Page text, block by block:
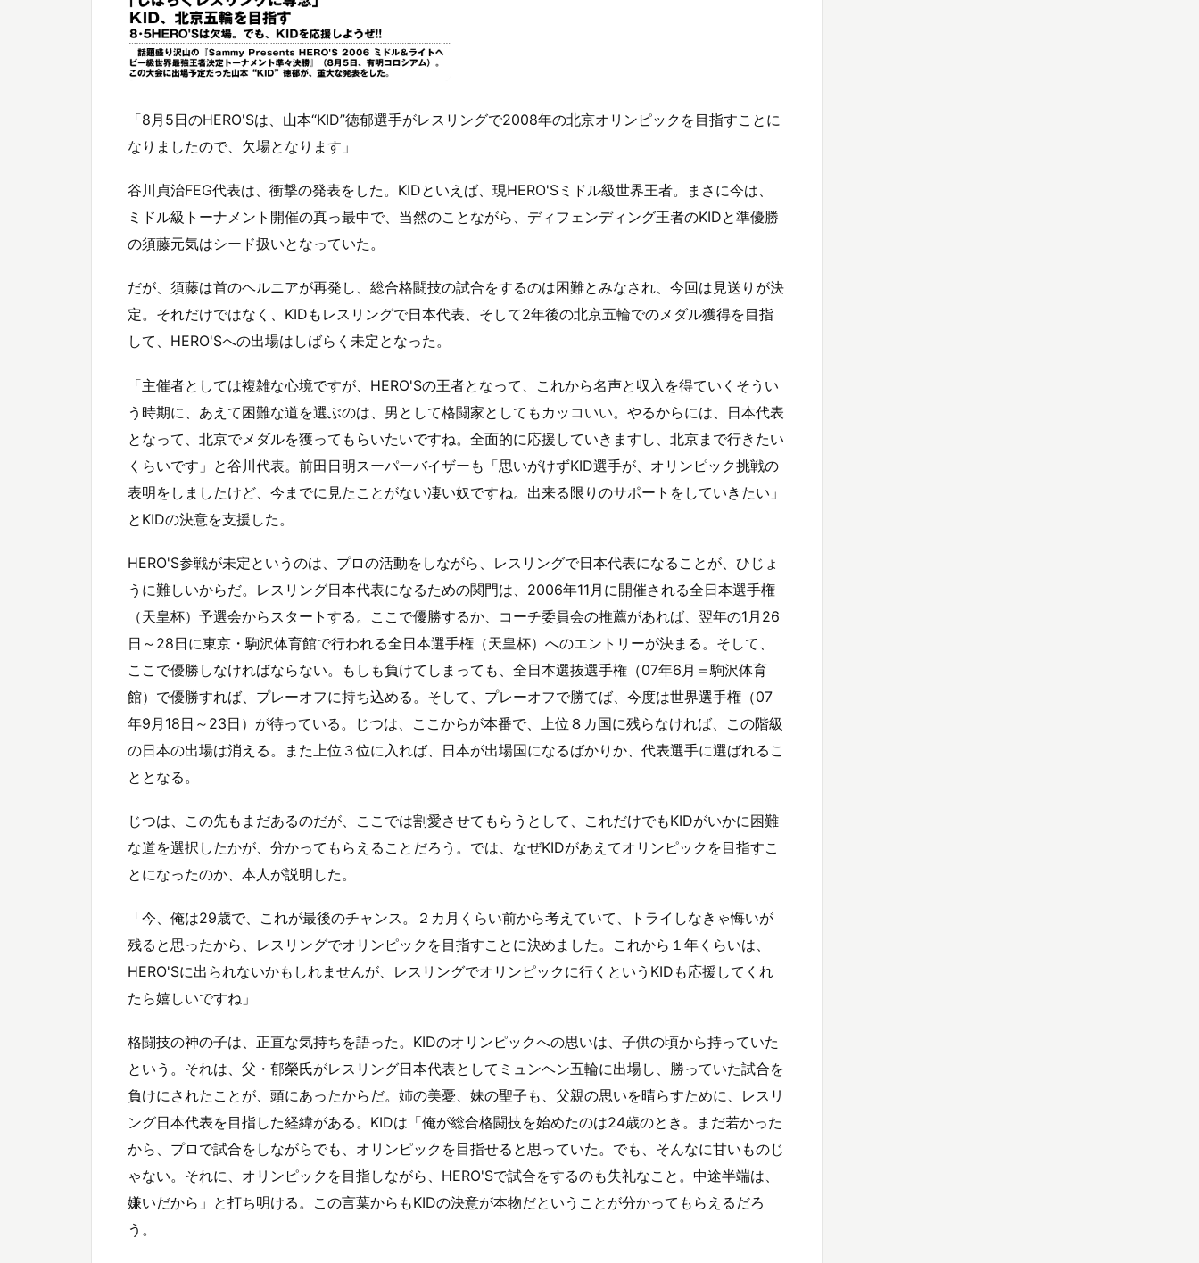
「8月5日のHERO'Sは、山本“KID”徳郁選手がレスリングで2008年の北京オリンピックを目指すことに
なりましたので、欠場となります」
谷川貞治FEG代表は、衝撃の発表をした。KIDといえば、現HERO'Sミドル級世界王者。まさに今は、
ミドル級トーナメント開催の真っ最中で、当然のことながら、ディフェンディング王者のKIDと準優勝
の須藤元気はシード扱いとなっていた。
だが、須藤は首のヘルニアが再発し、総合格闘技の試合をするのは困難とみなされ、今回は見送りが決
定。それだけではなく、KIDもレスリングで日本代表、そして2年後の北京五輪でのメダル獲得を目指
して、HERO'Sへの出場はしばらく未定となった。
「主催者としては複雑な心境ですが、HERO'Sの王者となって、これから名声と収入を得ていくそうい
う時期に、あえて困難な道を選ぶのは、男として格闘家としてもカッコいい。やるからには、日本代表
となって、北京でメダルを獲ってもらいたいですね。全面的に応援していきますし、北京まで行きたい
くらいです」と谷川代表。前田日明スーパーバイザーも「思いがけずKID選手が、オリンピック挑戦の
表明をしましたけど、今までに見たことがない凄い奴ですね。出来る限りのサポートをしていきたい」
とKIDの決意を支援した。
HERO'S参戦が未定というのは、プロの活動をしながら、レスリングで日本代表になることが、ひじょ
うに難しいからだ。レスリング日本代表になるための関門は、2006年11月に開催される全日本選手権
（天皇杯）予選会からスタートする。ここで優勝するか、コーチ委員会の推薦があれば、翌年の1月26
日～28日に東京・駒沢体育館で行われる全日本選手権（天皇杯）へのエントリーが決まる。そして、
ここで優勝しなければならない。もしも負けてしまっても、全日本選抜選手権（07年6月＝駒沢体育
館）で優勝すれば、プレーオフに持ち込める。そして、プレーオフで勝てば、今度は世界選手権（07
年9月18日～23日）が待っている。じつは、ここからが本番で、上位８カ国に残らなければ、この階級
の日本の出場は消える。また上位３位に入れば、日本が出場国になるばかりか、代表選手に選ばれるこ
ととなる。
じつは、この先もまだあるのだが、ここでは割愛させてもらうとして、これだけでもKIDがいかに困難
な道を選択したかが、分かってもらえることだろう。では、なぜKIDがあえてオリンピックを目指すこ
とになったのか、本人が説明した。
「今、俺は29歳で、これが最後のチャンス。２カ月くらい前から考えていて、トライしなきゃ悔いが
残ると思ったから、レスリングでオリンピックを目指すことに決めました。これから１年くらいは、
HERO'Sに出られないかもしれませんが、レスリングでオリンピックに行くというKIDも応援してくれ
たら嬉しいですね」
格闘技の神の子は、正直な気持ちを語った。KIDのオリンピックへの思いは、子供の頃から持っていた
という。それは、父・郁榮氏がレスリング日本代表としてミュンヘン五輪に出場し、勝っていた試合を
負けにされたことが、頭にあったからだ。姉の美憂、妹の聖子も、父親の思いを晴らすために、レスリ
ング日本代表を目指した経緯がある。KIDは「俺が総合格闘技を始めたのは24歳のとき。まだ若かった
から、プロで試合をしながらでも、オリンピックを目指せると思っていた。でも、そんなに甘いものじ
ゃない。それに、オリンピックを目指しながら、HERO'Sで試合をするのも失礼なこと。中途半端は、
嫌いだから」と打ち明ける。この言葉からもKIDの決意が本物だということが分かってもらえるだろ
う。